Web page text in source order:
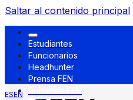
Saltar al contenido principal
Estudiantes
Funcionarios
Headhunter
Prensa FEN
ESEN